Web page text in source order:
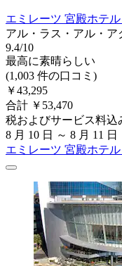
エミレーツ 宮殿ホテ
アル・ラス・アル・ア
9.4/10
最高に素晴らしい
(1,003 件の口コミ)
￥43,295
合計 ￥53,470
税およびサービス料込
8 月 10 日 ～ 8 月 11 日
エミレーツ 宮殿ホテ